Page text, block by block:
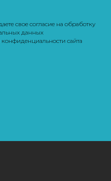
свое согласие на обработку
данных
конфиденциальности сайта